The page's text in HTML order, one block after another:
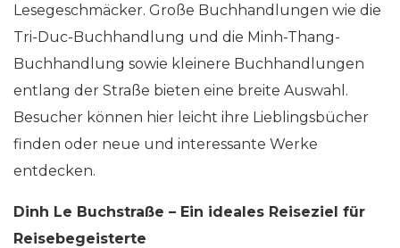
Lesegeschmäcker. Große Buchhandlungen wie die
Tri-Duc-Buchhandlung und die Minh-Thang-
Buchhandlung sowie kleinere Buchhandlungen
entlang der Straße bieten eine breite Auswahl.
Besucher können hier leicht ihre Lieblingsbücher
finden oder neue und interessante Werke
entdecken.
Dinh Le Buchstraße – Ein ideales Reiseziel für
Reisebegeisterte